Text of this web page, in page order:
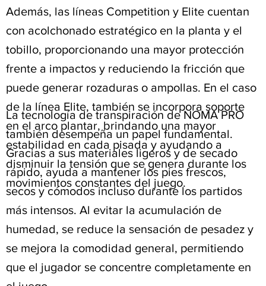
Además, las líneas Competition y Elite cuentan
con acolchonado estratégico en la planta y el
tobillo, proporcionando una mayor protección
frente a impactos y reduciendo la fricción que
puede generar rozaduras o ampollas. En el caso
de la línea Elite, también se incorpora soporte
en el arco plantar, brindando una mayor
estabilidad en cada pisada y ayudando a
disminuir la tensión que se genera durante los
movimientos constantes del juego.
La tecnología de transpiración de NOMA PRO
también desempeña un papel fundamental.
Gracias a sus materiales ligeros y de secado
rápido, ayuda a mantener los pies frescos,
secos y cómodos incluso durante los partidos
más intensos. Al evitar la acumulación de
humedad, se reduce la sensación de pesadez y
se mejora la comodidad general, permitiendo
que el jugador se concentre completamente en